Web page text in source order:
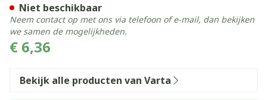
€ 6,36
Niet beschikbaar
Neem contact op met ons via telefoon of e-mail, dan bekijken
we samen de mogelijkheden.
Bekijk alle producten van Varta